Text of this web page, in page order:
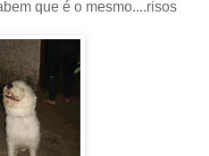
que é o mesmo....risos